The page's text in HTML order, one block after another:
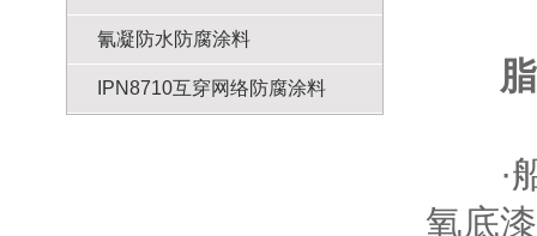
氰凝防水防腐涂料
IPN8710互穿网络防腐涂料
·船
氧底